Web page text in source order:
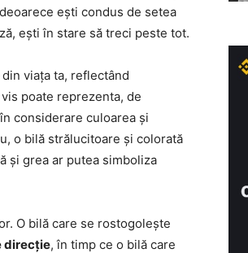
ești condus de setea
ești în stare să treci peste tot.
viața ta, reflectând
poate reprezenta, de
considerare culoarea și
o bilă strălucitoare și colorată
și grea ar putea simboliza
O bilă care se rostogolește
direcție, în timp ce o bilă care